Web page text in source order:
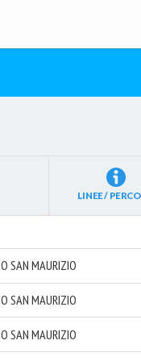
LINEE /
SAN MAURIZIO
SAN MAURIZIO
SAN MAURIZIO